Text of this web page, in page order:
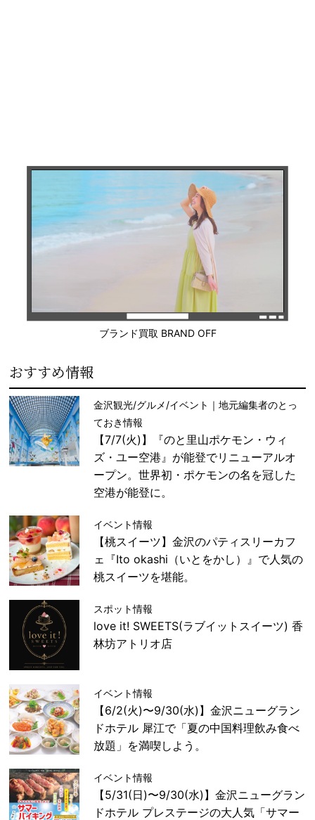
ブランド買取 BRAND OFF
おすすめ情報
金沢観光/グルメ/イベント｜地元編集者のとっ
ておき情報
【7/7(火)】『のと里山ポケモン・ウィ
ズ・ユー空港』が能登でリニューアルオ
ープン。世界初・ポケモンの名を冠した
空港が能登に。
イベント情報
【桃スイーツ】金沢のパティスリーカフ
ェ『Ito okashi（いとをかし）』で人気の
桃スイーツを堪能。
スポット情報
love it! SWEETS(ラブイットスイーツ) 香
林坊アトリオ店
イベント情報
【6/2(火)〜9/30(水)】金沢ニューグラン
ドホテル 犀江で「夏の中国料理飲み食べ
放題」を満喫しよう。
イベント情報
【5/31(日)〜9/30(水)】金沢ニューグラン
ドホテル プレステージの大人気「サマー